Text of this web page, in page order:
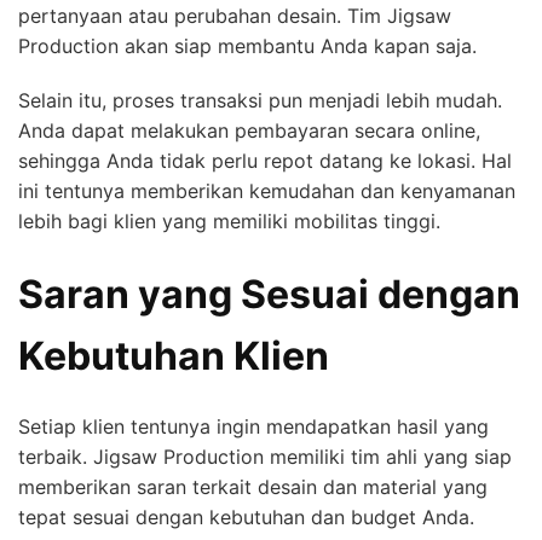
pertanyaan atau perubahan desain. Tim Jigsaw
Production akan siap membantu Anda kapan saja.
Selain itu, proses transaksi pun menjadi lebih mudah.
Anda dapat melakukan pembayaran secara online,
sehingga Anda tidak perlu repot datang ke lokasi. Hal
ini tentunya memberikan kemudahan dan kenyamanan
lebih bagi klien yang memiliki mobilitas tinggi.
Saran yang Sesuai dengan
Kebutuhan Klien
Setiap klien tentunya ingin mendapatkan hasil yang
terbaik. Jigsaw Production memiliki tim ahli yang siap
memberikan saran terkait desain dan material yang
tepat sesuai dengan kebutuhan dan budget Anda.